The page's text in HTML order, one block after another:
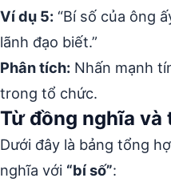
Ví dụ 5: “Bí số của ông
lãnh đạo biết.”
Phân tích: Nhấn mạnh
trong tổ chức.
Từ đồng nghĩa và
Dưới đây là bảng tổng
nghĩa với “bí số”: